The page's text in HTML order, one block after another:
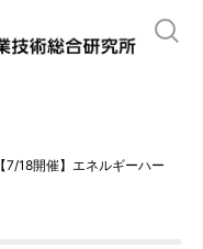
【7/18開催】エネルギーハー